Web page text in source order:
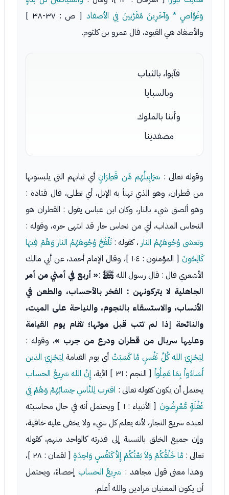
وَغَوَّاصٍ * وَآخَرِينَ مُقَرَّنِينَ فِي الأصفاد
[ ص : ٣٧-٣٨ ]
والأصفاد هي القيود، قال عمرو بن كلثوم.
فآبوا، بالثياب
وبالسبايا
وأبنا بالملوك
مصفدينا
وقوله تعالى : سَرَابِيلُهُم مِّن قَطِرَانٍ أي ثيابهم التي يلبسونها
من قطران، وهو الذي تهنأ به الإبل، أي تطلى، قال قتادة :
وهو ألصق شيء بالنار، وكان ابن عباس يقول : القطران هو
النحاس المذاب، أي من نحاس حار قد انتهى حره، وقوله :
وتغشى وُجُوهَهُمُ النار، كقوله : تَلْفَحُ وُجُوهَهُمُ النار وَهُمْ فِيهَا
كَالِحُونَ
[ المؤمنون : ١٠٤ ]، وقال الإمام أحمد، عن أبي مالك
الأشعري قال : قال رسول الله ﷺ :« أربع في أمتي من أمر
الجاهلية لا يتركونهن : الفخر بالأحساب، والطعن في
الأنساب، والاستسقاء بالنجوم، والنياحة على الميت،
والنائحة إذا لم تتب قبل موتها؛ تقام يوم القيامة
وعليها سربال من قطران ودرع من جرب »، وقوله :
لِيَجْزِيَ الله كُلَّ نَفْسٍ مَّا كَسَبَتْأي يوم القيامة لِيَجْزِيَ الذين
أَسَاءُواْ بِمَا عَمِلُواْ [ النجم : ٣١ ] الآية،
إِنَّ الله سَرِيعُ الحساب
يحتمل أن يكون كقوله تعالى : اقترب لِلنَّاسِ حِسَابُهُمْ وَهُمْ فِي
غَفْلَةٍ مُّعْرِضُونَ
[ الأنبياء : ١ ] ويحتمل أنه في حال محاسبته
لعبده سريع النجاز، لأنه يعلم كل شيء ولا يخفى عليه خافية،
وإن جميع الخلق بالنسبة إلى قدرته كالواحد منهم، كقوله
تعالى : مَّا خَلْقُكُمْ وَلاَ بَعْثُكُمْ إِلاَّ كَنَفْسٍ وَاحِدَةٍ
[ لقمان : ٢٨ ]،
وهذا معنى قول مجاهد : سَرِيعُ الحساب إحصاءً، ويحتمل
أن يكون المعنيان مرادين والله أعلم.